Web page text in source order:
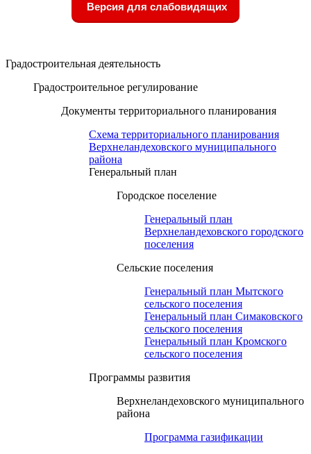
Версия для слабовидящих
Градостроительная деятельность
Градостроительное регулирование
Документы территориального планирования
Схема территориального планирования
Верхнеландеховского муниципального
района
Генеральный план
Городское поселение
Генеральный план
Верхнеландеховского городского
поселения
Сельские поселения
Генеральный план Мытского
сельского поселения
Генеральный план Симаковского
сельского поселения
Генеральный план Кромского
сельского поселения
Программы развития
Верхнеландеховского муниципального
района
Программа газификации